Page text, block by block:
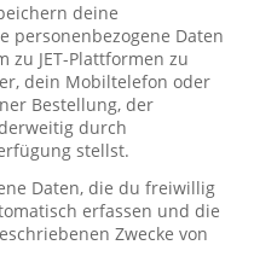
deine
personenbezogene Daten
zu JET-Plattformen zu
dein Mobiltelefon oder
Bestellung, der
durch
stellst.
Daten, die du freiwillig
erfassen und die
Zwecke von